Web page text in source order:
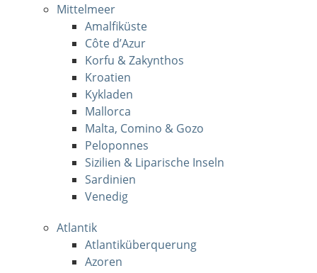
Mittelmeer
Amalfiküste
Côte d’Azur
Korfu & Zakynthos
Kroatien
Kykladen
Mallorca
Malta, Comino & Gozo
Peloponnes
Sizilien & Liparische Inseln
Sardinien
Venedig
Atlantik
Atlantiküberquerung
Azoren